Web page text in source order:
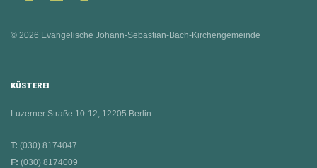
© 2026 Evangelische Johann-Sebastian-Bach-Kirchengemeinde
KÜSTEREI
Luzerner Straße 10-12, 12205 Berlin
T: (030) 8174047
F: (030) 8174009